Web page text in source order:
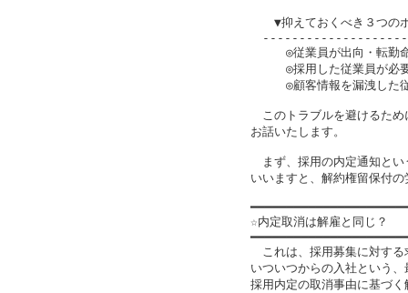
▼抑えておくべき３つの
◎従業員が出向・転勤命
◎採用した従業員が必要
◎顧客情報を漏洩した従
このトラブルを避けるため
お話いたします。
まず、採用の内定通知とい
いいますと、解約権留保付
☆内定取消は解雇と同じ？
これは、採用募集に対する
いついつからの入社という
採用内定の取消事由に基づ